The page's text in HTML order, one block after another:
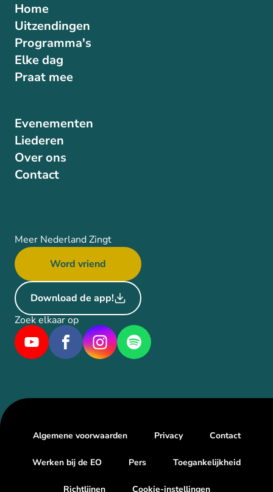
Home
Uitzendingen
Programma's
Elke dag
Praat mee
Evenementen
Liederen
Over ons
Contact
Meer Nederland Zingt
Word vriend
Download de app!
Zoek elkaar op
Algemene voorwaarden Privacy Contact
Werken bij de EO Pers Toegankelijkheid
Richtlijnen Cookie-instellingen